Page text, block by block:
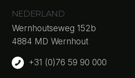
NEDERLAND
Wernhoutseweg 152b
4884 MD Wernhout
+31 (0)76 59 90 000